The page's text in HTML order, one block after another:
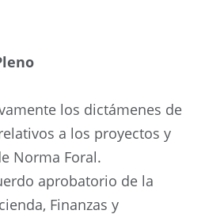
los dictámenes de
a los proyectos y
Norma Foral.
aprobatorio de la
Finanzas y